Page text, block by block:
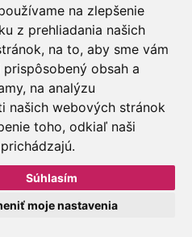
na zlepšenie
z prehliadania našich
na to, aby sme vám
obsah a
na analýzu
našich webových stránok
toho, odkiaľ naši
Súhlasím
moje nastavenia
stránek Zlín